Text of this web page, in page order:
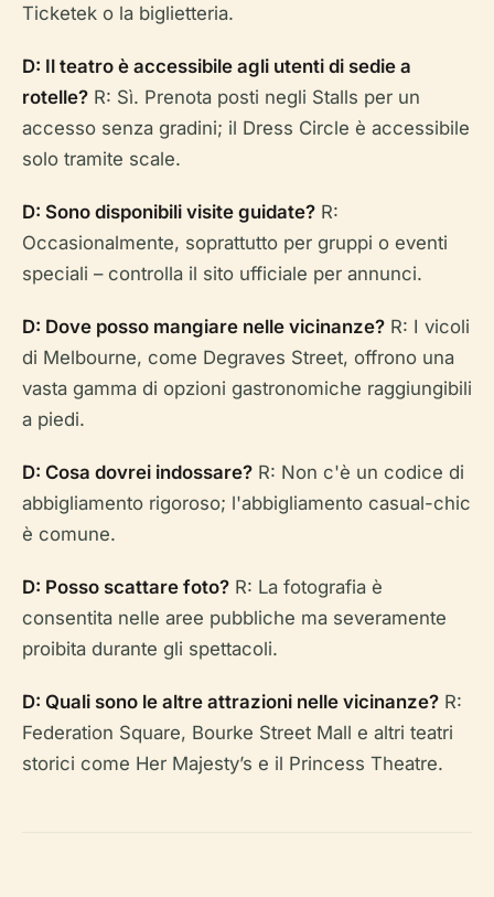
Ticketek o la biglietteria.
D: Il teatro è accessibile agli utenti di sedie a
rotelle? R: Sì. Prenota posti negli Stalls per un
accesso senza gradini; il Dress Circle è accessibile
solo tramite scale.
D: Sono disponibili visite guidate? R:
Occasionalmente, soprattutto per gruppi o eventi
speciali – controlla il sito ufficiale per annunci.
D: Dove posso mangiare nelle vicinanze? R: I vicoli
di Melbourne, come Degraves Street, offrono una
vasta gamma di opzioni gastronomiche raggiungibili
a piedi.
D: Cosa dovrei indossare? R: Non c'è un codice di
abbigliamento rigoroso; l'abbigliamento casual-chic
è comune.
D: Posso scattare foto? R: La fotografia è
consentita nelle aree pubbliche ma severamente
proibita durante gli spettacoli.
D: Quali sono le altre attrazioni nelle vicinanze? R:
Federation Square, Bourke Street Mall e altri teatri
storici come Her Majesty’s e il Princess Theatre.